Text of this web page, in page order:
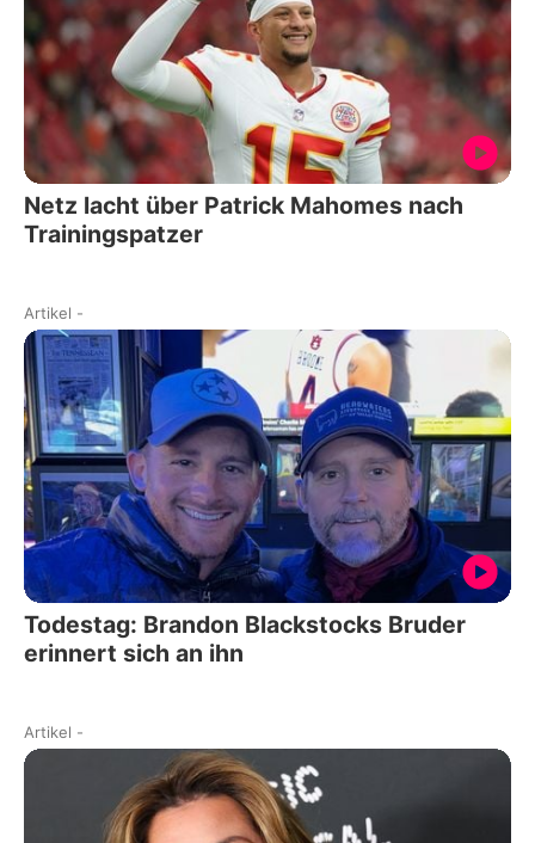
Netz lacht über Patrick Mahomes nach
Trainingspatzer
Artikel -
Todestag: Brandon Blackstocks Bruder
erinnert sich an ihn
Artikel -